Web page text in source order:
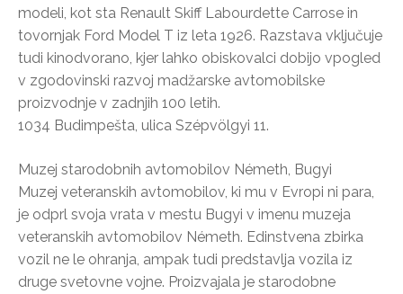
modeli, kot sta Renault Skiff Labourdette Carrose in
tovornjak Ford Model T iz leta 1926. Razstava vključuje
tudi kinodvorano, kjer lahko obiskovalci dobijo vpogled
v zgodovinski razvoj madžarske avtomobilske
proizvodnje v zadnjih 100 letih.
1034 Budimpešta, ulica Szépvölgyi 11.
Muzej starodobnih avtomobilov Németh, Bugyi
Muzej veteranskih avtomobilov, ki mu v Evropi ni para,
je odprl svoja vrata v mestu Bugyi v imenu muzeja
veteranskih avtomobilov Németh. Edinstvena zbirka
vozil ne le ohranja, ampak tudi predstavlja vozila iz
druge svetovne vojne. Proizvajala je starodobne